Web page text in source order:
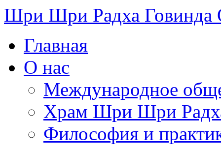
Шри Шри Радха Говинда
Главная
О нас
Международное
​Храм Шри Шри
Философия и